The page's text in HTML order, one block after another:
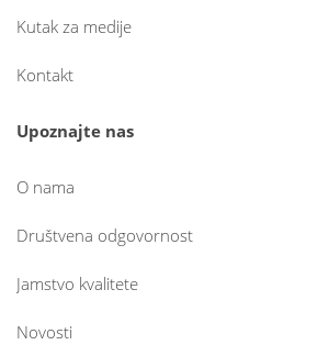
Kutak za medije
Kontakt
Upoznajte nas
O nama
Društvena odgovornost
Jamstvo kvalitete
Novosti